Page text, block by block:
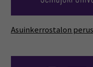
Asuinkerrostalon